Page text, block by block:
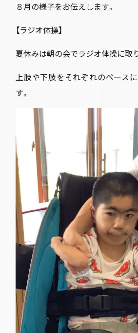
８月の様子をお伝えします。
【ラジオ体操】
夏休みは朝の会でラジオ体操に
上肢や下肢をそれぞれのペース
す。